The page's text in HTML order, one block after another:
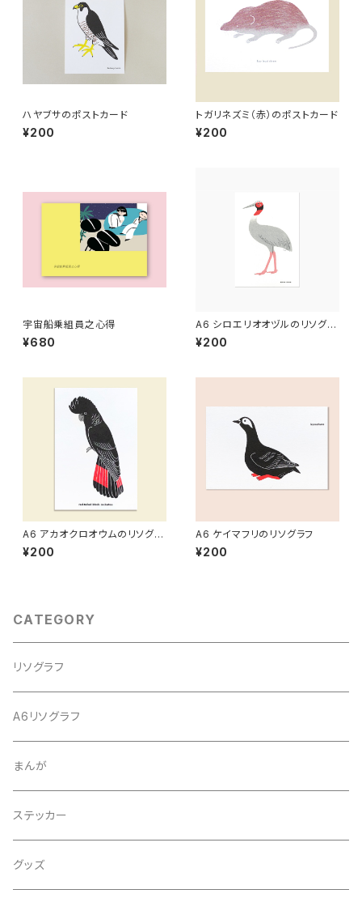
ハヤブサのポストカード
¥200
トガリネズミ（赤）のポストカード
¥200
宇宙船乗組員之心得
¥680
A6 シロエリオオヅルのリソグラ
フ
¥200
A6 アカオクロオウムのリソグラ
フ[ver.2]
¥200
A6 ケイマフリのリソグラフ
¥200
CATEGORY
リソグラフ
A6リソグラフ
まんが
ステッカー
グッズ